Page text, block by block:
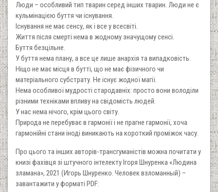
Люди – особливий тип тварин серед інших тварин. Люди не є
кульмінацією буття чи існування.
Існування не має сенсу, як і все у всесвіті.
Життя після смерті нема в жодному значущому сенсі.
Буття безцільне.
У буття нема плану, а все це лише анархія та випадковість.
Ніщо не має місця в бутті, що не має фізичного чи
матеріального субстрату. Не існує жодної магії.
Нема особливої ​​мудрості стародавніх: просто вони володіли
різними техніками впливу на свідомість людей.
У нас нема нічого, крім цього світу.
Природа не перебуває в гармонії і не прагне гармонії, хоча
гармонійні стани іноді виникають на короткий проміжок часу.
Про цього та інших авторів-трансгуманістів можна почитати у
книзі фахівця зі штучного інтелекту Ігоря Шнуренка «Людина
зламана», 2021 (Игорь Шнуренко. Человек взломанный) –
завантажити у форматі PDF: